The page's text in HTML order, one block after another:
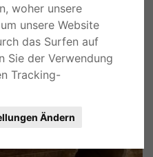
woher unsere
unsere Website
das Surfen auf
Sie der Verwendung
Tracking-
Ändern